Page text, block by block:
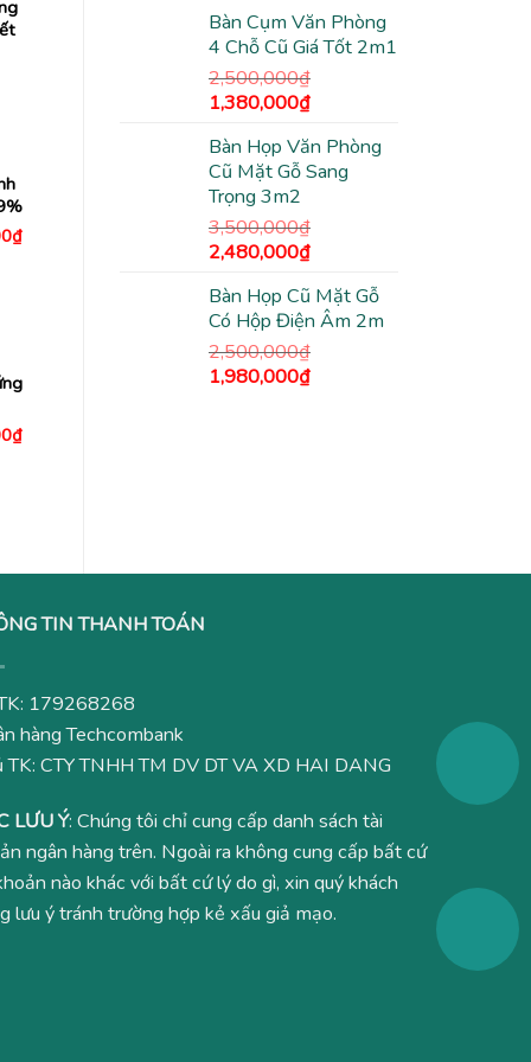
là:
1,200,000₫.
tại
là:
940,000₫.
Bàn Cụm Văn Phòng
4 Chỗ Cũ Giá Tốt 2m1
2,500,000₫
Giá
là:
2,500,000₫.
1,380,000₫Giá
tại
là:
Bàn Họp Văn Phòng
Cũ Mặt Gỗ Sang
Trọng 3m2
3,500,000₫
Giá
là:
3,500,000₫.
2,480,000₫Giá
tại
là:
2,480,000₫.
Bàn Họp Cũ Mặt Gỗ
Có Hộp Điện Âm 2m
2,500,000₫
Giá
1,980,000₫Giá
₫Giá
₫Giá
TIN THANH TOÁN
179268268
hàng Techcombank
TK: CTY TNHH TM DV DT VA XD HAI DANG
LƯU Ý: Chúng tôi chỉ cung cấp danh sách tài
ngân hàng trên. Ngoài ra không cung cấp bất cứ
nào khác với bất cứ lý do gì, xin quý khách
lưu ý tránh trường hợp kẻ xấu giả mạo.